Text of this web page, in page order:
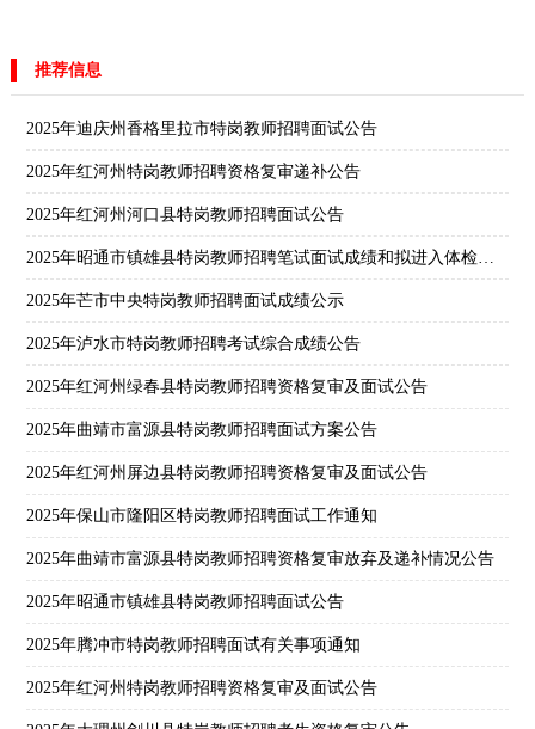
推荐信息
2025年迪庆州香格里拉市特岗教师招聘面试公告
2025年红河州特岗教师招聘资格复审递补公告
2025年红河州河口县特岗教师招聘面试公告
2025年昭通市镇雄县特岗教师招聘笔试面试成绩和拟进入体检考察环节人员公示
2025年芒市中央特岗教师招聘面试成绩公示
2025年泸水市特岗教师招聘考试综合成绩公告
2025年红河州绿春县特岗教师招聘资格复审及面试公告
2025年曲靖市富源县特岗教师招聘面试方案公告
2025年红河州屏边县特岗教师招聘资格复审及面试公告
2025年保山市隆阳区特岗教师招聘面试工作通知
2025年曲靖市富源县特岗教师招聘资格复审放弃及递补情况公告
2025年昭通市镇雄县特岗教师招聘面试公告
2025年腾冲市特岗教师招聘面试有关事项通知
2025年红河州特岗教师招聘资格复审及面试公告